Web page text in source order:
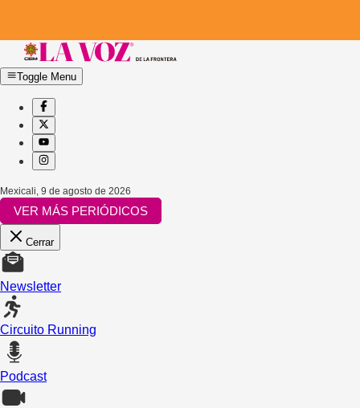
Toggle Menu
Mexicali 9 de agosto de 2026
VER MÁS PERIÓDICOS
Cerrar
Newsletter
Circuito Running
Podcast